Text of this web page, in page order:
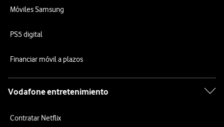
Móviles Samsung
PS5 digital
Financiar móvil a plazos
Vodafone entretenimiento
Contratar Netflix